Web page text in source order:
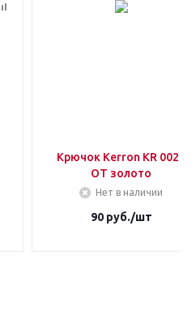
Крючок Kerron KR 0020
OT золото
Нет в наличии
90руб./шт